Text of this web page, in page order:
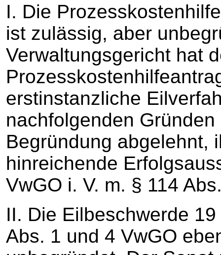
I. Die
ist zulässig, aber
Verwaltungsgericht hat
erstinstanzliche
nachfolgenden
Begründung abgelehnt,
hinreichende
VwGO i. V. m. § 114
II. Die Eilbeschwerde
Abs. 1 und 4 VwGO